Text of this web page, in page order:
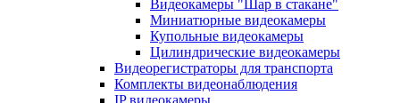
Видеокамеры "Шар в стакане"
Миниатюрные видеокамеры
Купольные видеокамеры
Цилиндрические видеокамеры
Видеорегистраторы для транспорта
Комплекты видеонаблюдения
IP видеокамеры